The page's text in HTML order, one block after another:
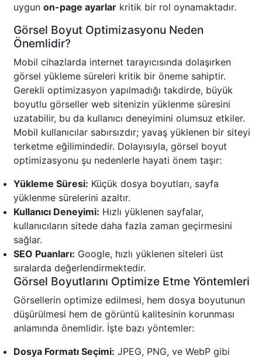
uygun on-page ayarlar kritik bir rol oynamaktadır.
Görsel Boyut Optimizasyonu Neden
Önemlidir?
Mobil cihazlarda internet tarayıcısında dolaşırken
görsel yükleme süreleri kritik bir öneme sahiptir.
Gerekli optimizasyon yapılmadığı takdirde, büyük
boyutlu görseller web sitenizin yüklenme süresini
uzatabilir, bu da kullanıcı deneyimini olumsuz etkiler.
Mobil kullanıcılar sabırsızdır; yavaş yüklenen bir siteyi
terketme eğilimindedir. Dolayısıyla, görsel boyut
optimizasyonu şu nedenlerle hayati önem taşır:
Yükleme Süresi: Küçük dosya boyutları, sayfa
yüklenme sürelerini azaltır.
Kullanıcı Deneyimi: Hızlı yüklenen sayfalar,
kullanıcıların sitede daha fazla zaman geçirmesini
sağlar.
SEO Puanları: Google, hızlı yüklenen siteleri üst
sıralarda değerlendirmektedir.
Görsel Boyutlarını Optimize Etme Yöntemleri
Görsellerin optimize edilmesi, hem dosya boyutunun
düşürülmesi hem de görüntü kalitesinin korunması
anlamında önemlidir. İşte bazı yöntemler:
Dosya Formatı Seçimi: JPEG, PNG, ve WebP gibi